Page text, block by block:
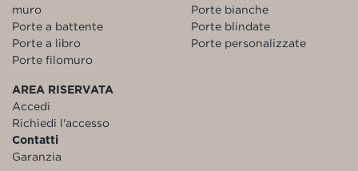
muro
Porte a battente
Porte a libro
Porte filomuro
Porte bianche
Porte blindate
Porte personalizzate
AREA RISERVATA
Accedi
Richiedi l'accesso
Contatti
Garanzia